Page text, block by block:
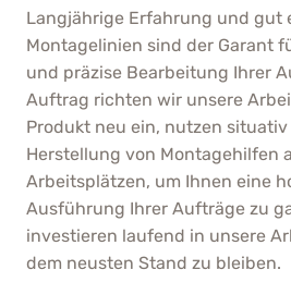
Langjährige Erfahrung und gut
Montagelinien sind der Garant
und präzise Bearbeitung Ihrer
Auftrag richten wir unsere
Produkt neu ein, nutzen
Herstellung von Montagehilfen
Arbeitsplätzen, um Ihnen eine
Ausführung Ihrer Aufträge zu
investieren laufend in unsere
dem neusten Stand zu bleiben.